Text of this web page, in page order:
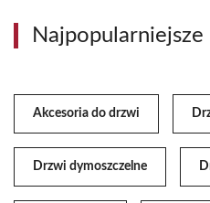
Akcesoria do drzwi
Drzwi dymoszczelne